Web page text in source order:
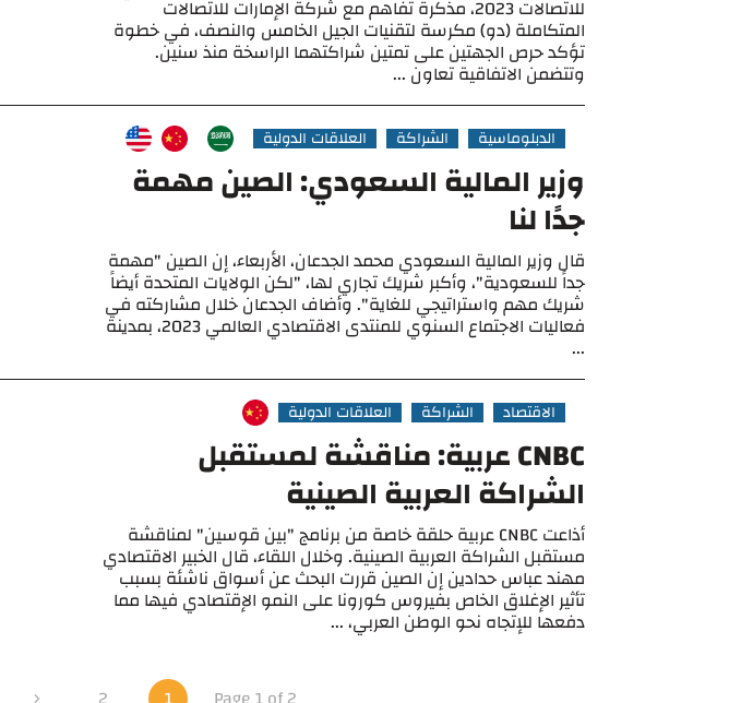
للاتصالات 2023، مذكرة تفاهم مع شركة الإمارات للاتصالات
المتكاملة (دو) مكرسة لتقنيات الجيل الخامس والنصف، في خطوة
تؤكد حرص الجهتين على تمتين شراكتهما الراسخة منذ سنين.
وتتضمن الاتفاقية تعاون ...
الدبلوماسية الشراكة العلاقات الدولية
وزير المالية السعودي: الصين مهمة
جدًا لنا
قال وزير المالية السعودي محمد الجدعان، الأربعاء، إن الصين "مهمة
جداً للسعودية"، وأكبر شريك تجاري لها، "لكن الولايات المتحدة أيضاً
شريك مهم واستراتيجي للغاية". وأضاف الجدعان خلال مشاركته في
فعاليات الاجتماع السنوي للمنتدى الاقتصادي العالمي 2023، بمدينة
...
الاقتصاد الشراكة العلاقات الدولية
CNBC عربية: مناقشة لمستقبل
الشراكة العربية الصينية
أذاعت CNBC عربية حلقة خاصة من برنامج "بين قوسين" لمناقشة
مستقبل الشراكة العربية الصينية. وخلال اللقاء، قال الخبير الاقتصادي
مهند عباس حدادين إن الصين قررت البحث عن أسواق ناشئة بسبب
تأثير الإغلاق الخاص بفيروس كورونا على النمو الإقتصادي فيها مما
دفعها للإتجاه نحو الوطن العربي، ...